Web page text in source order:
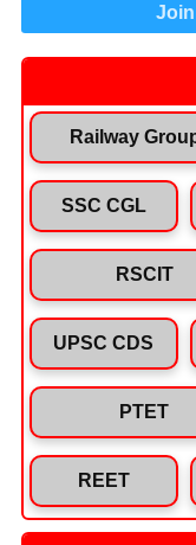
Railway
SSC CGL
RSCIT
UPSC CDS
PTET
REET